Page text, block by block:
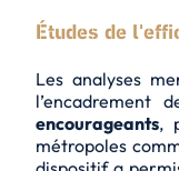
Études de
Les analyses
l’encadrement
encourageants,
métropoles